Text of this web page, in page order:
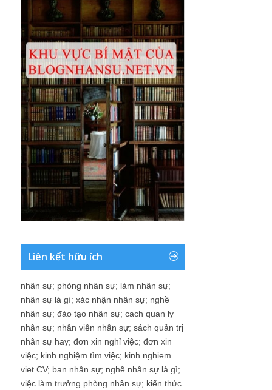
Liên kết hữu ích
nhân sự; phòng nhân sự; làm nhân sự;
nhân sự là gì; xác nhận nhân sự; nghề
nhân sự; đào tạo nhân sự; cach quan ly
nhân sự; nhân viên nhân sự; sách quản trị
nhân sự hay; đơn xin nghỉ việc; đơn xin
việc; kinh nghiệm tìm việc; kinh nghiem
viet CV; ban nhân sự; nghề nhân sự là gì;
việc làm trưởng phòng nhân sự; kiến thức